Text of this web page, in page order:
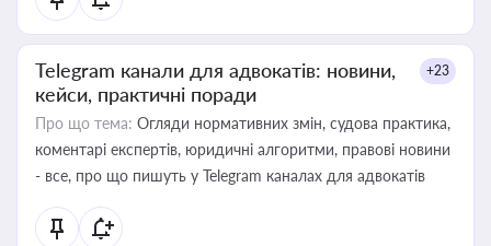
Telegram канали для адвокатів: новини,
кейси, практичні поради
+23
Про що тема: Огляди нормативних змін, судова практика,
коментарі експертів, юридичні алгоритми, правові новини
- все, про що пишуть у Telegram каналах для адвокатів